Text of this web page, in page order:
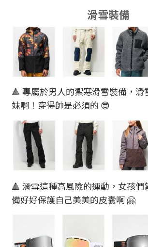
滑雪裝備
🔺 專屬於男人的禦寒滑雪裝備，滑
妹啊！穿得帥是必須的 😎
🔺 滑雪這種高風險的運動，女孩們
備好好保護自己美美的皮囊啊 🤗